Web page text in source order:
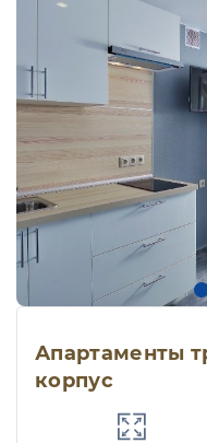
Апартаменты
корпус